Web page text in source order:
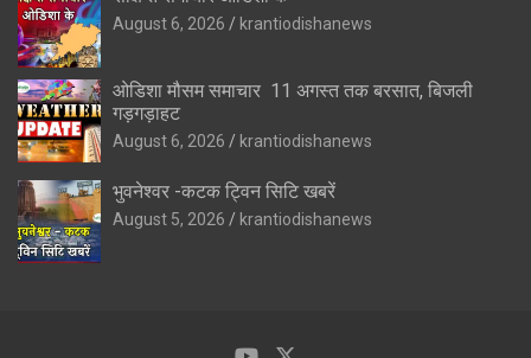
August 6, 2026 krantiodishanews
ओडिशा मौसम समाचार 11 अगस्त तक बरसात, बिजली
गड़गड़ाहट
August 6, 2026 krantiodishanews
भुवनेश्वर -कटक ट्विन सिटि खबरें
August 5, 2026 krantiodishanews